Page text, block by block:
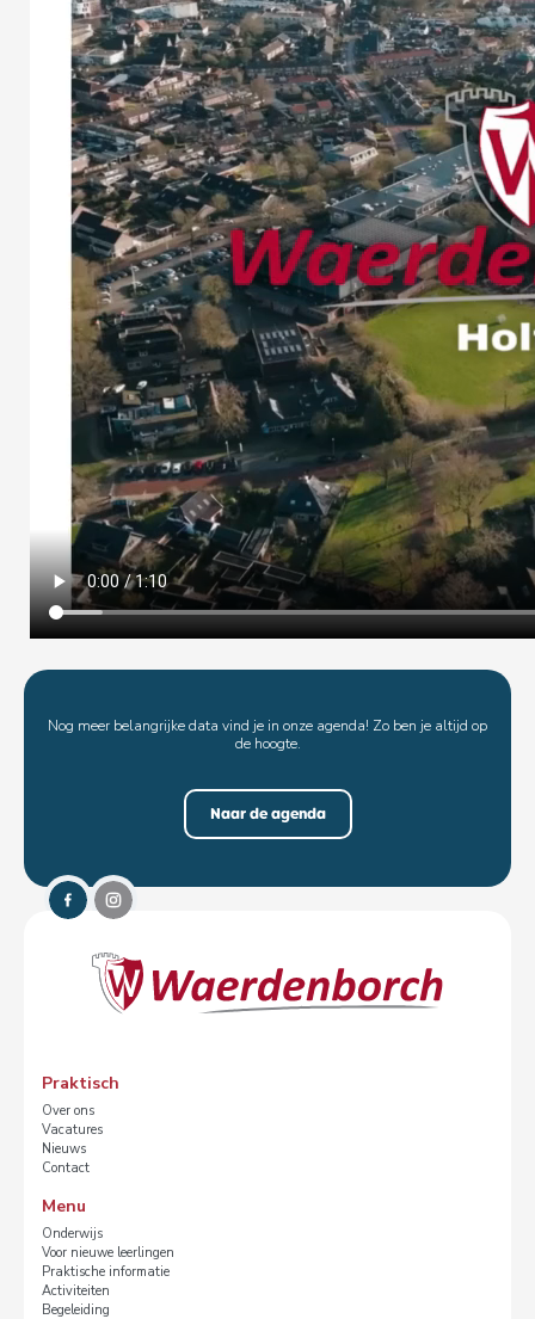
Nog meer belangrijke data vind je in onze agenda! Zo ben je altijd op
de hoogte.
Naar de agenda
Praktisch
Over ons
Vacatures
Nieuws
Contact
Menu
Onderwijs
Voor nieuwe leerlingen
Praktische informatie
Activiteiten
Begeleiding